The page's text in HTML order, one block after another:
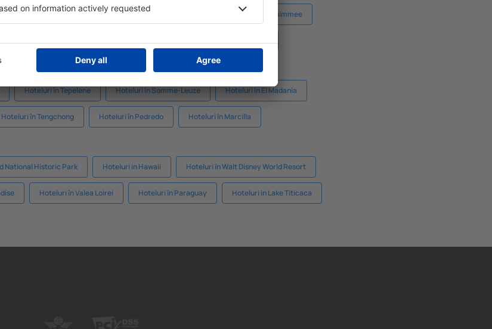
Hoteluri în Sevierville Hoteluri în Myrtle Beach Hoteluri în Kissimmee
Hoteluri în Tepelene Hoteluri în Somme-Leuze Hoteluri în El Madania
Hoteluri în Tengchong Hoteluri în Pedredo Hoteluri în Marcilla
National Historic Park Hoteluri in Hawaii Hoteluri în Walt Disney World Resort
Hoteluri în Valea Loirei Hoteluri în Paraguay Hoteluri in Lake Titicaca